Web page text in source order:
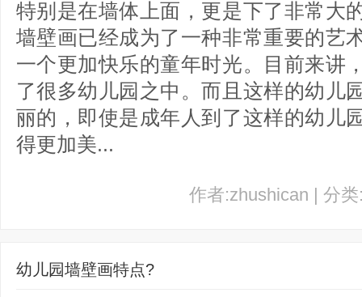
特别是在墙体上面，更是下了非常大
墙壁画已经成为了一种非常重要的艺
一个更加快乐的童年时光。目前来讲
了很多幼儿园之中。而且这样的幼儿
丽的，即使是成年人到了这样的幼儿
得更加美...
作者:zhushican | 分
幼儿园墙壁画特点?